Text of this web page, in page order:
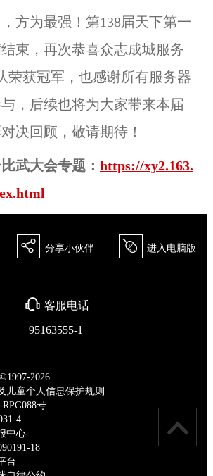
为最强！第138届天下第一
束，再次恭喜众志成城服务
荣获冠军，也感谢所有服务器
，后续也将为大家带来本届
决回顾，敬请期待！
武大会专题： https://xy2.163.
򰀂 分享小伙伴 򰀄 进入电脑版
򰀃 客服电话
95163555-1
2026
儿童个人信息保护规则
号
4
中心
18
台